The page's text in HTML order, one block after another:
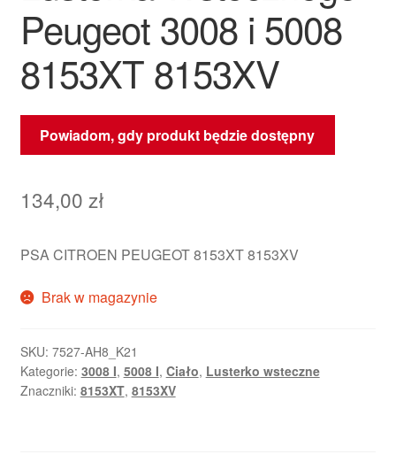
Peugeot 3008 i 5008
8153XT 8153XV
Powiadom, gdy produkt będzie dostępny
134,00 zł
PSA CITROEN PEUGEOT 8153XT 8153XV
Brak w magazynie
SKU: 7527-AH8_K21
Kategorie: 3008 I, 5008 I, Ciało, Lusterko wsteczne
Znaczniki: 8153XT, 8153XV